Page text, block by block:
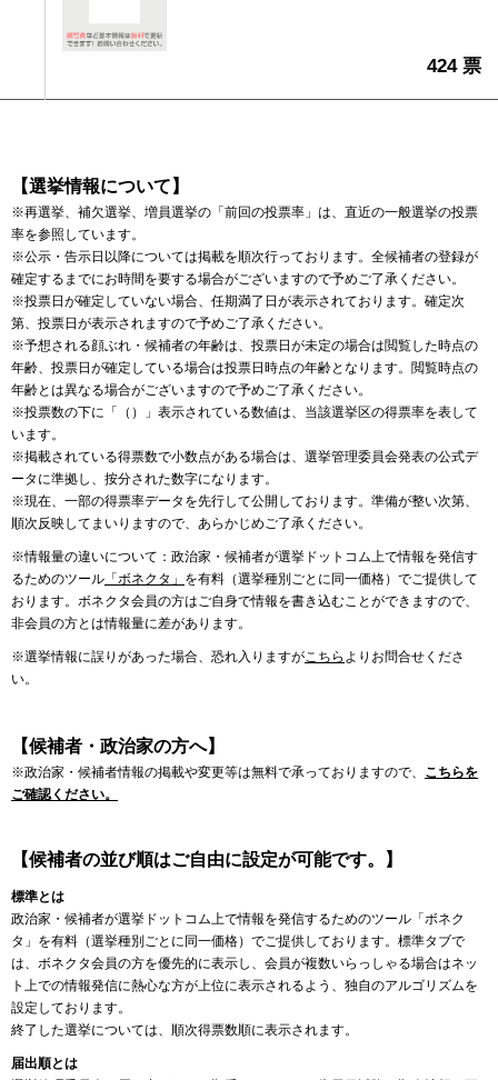
424 票
【選挙情報について】
※再選挙、補欠選挙、増員選挙の「前回の投票率」は、直近の一般選挙の投票
率を参照しています。
※公示・告示日以降については掲載を順次行っております。全候補者の登録が
確定するまでにお時間を要する場合がございますので予めご了承ください。
※投票日が確定していない場合、任期満了日が表示されております。確定次
第、投票日が表示されますので予めご了承ください。
※予想される顔ぶれ・候補者の年齢は、投票日が未定の場合は閲覧した時点の
年齢、投票日が確定している場合は投票日時点の年齢となります。閲覧時点の
年齢とは異なる場合がございますので予めご了承ください。
※投票数の下に「（）」表示されている数値は、当該選挙区の得票率を表して
います。
※掲載されている得票数で小数点がある場合は、選挙管理委員会発表の公式デ
ータに準拠し、按分された数字になります。
※現在、一部の得票率データを先行して公開しております。準備が整い次第、
順次反映してまいりますので、あらかじめご了承ください。
※情報量の違いについて：政治家・候補者が選挙ドットコム上で情報を発信す
るためのツール 「ボネクタ」 を有料（選挙種別ごとに同一価格）でご提供して
おります。ボネクタ会員の方はご自身で情報を書き込むことができますので、
非会員の方とは情報量に差があります。
※選挙情報に誤りがあった場合、恐れ入りますがこちら よりお問合せくださ
い。
【候補者・政治家の方へ】
※政治家・候補者情報の掲載や変更等は無料で承っておりますので、 こちらを
ご確認ください。
【候補者の並び順はご自由に設定が可能です。】
標準とは
政治家・候補者が選挙ドットコム上で情報を発信するためのツール「ボネク
タ」を有料（選挙種別ごとに同一価格）でご提供しております。標準タブで
は、ボネクタ会員の方を優先的に表示し、会員が複数いらっしゃる場合はネッ
ト上での情報発信に熱心な方が上位に表示されるよう、独自のアルゴリズムを
設定しております。
終了した選挙については、順次得票数順に表示されます。
届出順とは